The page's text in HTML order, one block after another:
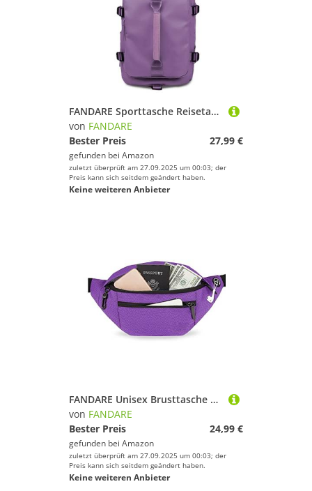
FANDARE Sporttasche Reisetasche Lässiger Laptop Rucksack Herren Damen Weekender mit Schuhfach Ryanair Handgepäck Fitnesstasche Trainingstasche Badetasche Reisetasche Urlaubstasche Hellviolett
von FANDARE
Bester Preis
27,99 €
gefunden bei Amazon
zuletzt überprüft am 27.09.2025 um 00:03; der
Preis kann sich seitdem geändert haben.
Keine weiteren Anbieter
FANDARE Unisex Brusttasche Sling Bag Herren Damen Bauchtasche Umhängetaschen Crossover Rucksack Schultertasche Bauchtasche Daypacks für Outdoor Reisen Camping Wanderrucksäcke Crossbody Pack Lila
von FANDARE
Bester Preis
24,99 €
gefunden bei Amazon
zuletzt überprüft am 27.09.2025 um 00:03; der
Preis kann sich seitdem geändert haben.
Keine weiteren Anbieter